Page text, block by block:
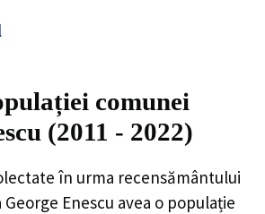
comunei
(2011 - 2022)
în urma recensământului
George Enescu avea o populație